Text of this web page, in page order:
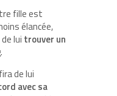
fille est
élancée,
lui trouver un
de lui
avec sa